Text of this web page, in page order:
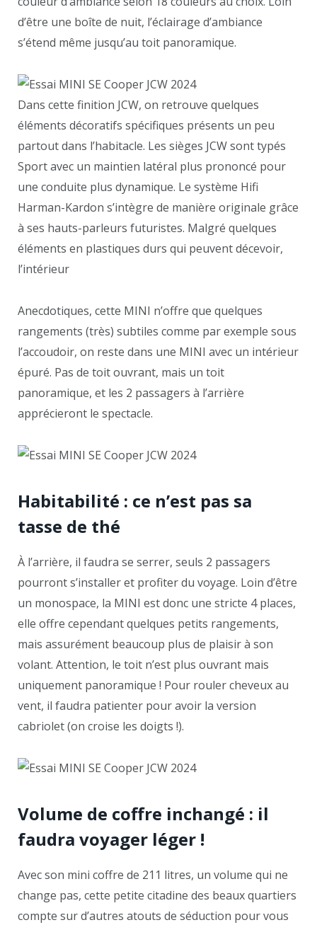
d’être une boîte de nuit, l’éclairage d’ambiance
s’étend même jusqu’au toit panoramique.
Dans cette finition JCW, on retrouve quelques
éléments décoratifs spécifiques présents un peu
partout dans l’habitacle. Les sièges JCW sont typés
Sport avec un maintien latéral plus prononcé pour
une conduite plus dynamique. Le système Hifi
Harman-Kardon s’intègre de manière originale grâce
à ses hauts-parleurs futuristes. Malgré quelques
éléments en plastiques durs qui peuvent décevoir,
l’intérieur
Anecdotiques, cette MINI n’offre que quelques
rangements (très) subtiles comme par exemple sous
l’accoudoir, on reste dans une MINI avec un intérieur
épuré. Pas de toit ouvrant, mais un toit
panoramique, et les 2 passagers à l’arrière
apprécieront le spectacle.
Habitabilité : ce n’est pas sa
tasse de thé
À l’arrière, il faudra se serrer, seuls 2 passagers
pourront s’installer et profiter du voyage. Loin d’être
un monospace, la MINI est donc une stricte 4 places,
elle offre cependant quelques petits rangements,
mais assurément beaucoup plus de plaisir à son
volant. Attention, le toit n’est plus ouvrant mais
uniquement panoramique ! Pour rouler cheveux au
vent, il faudra patienter pour avoir la version
cabriolet (on croise les doigts !).
Volume de coffre inchangé : il
faudra voyager léger !
Avec son mini coffre de 211 litres, un volume qui ne
change pas, cette petite citadine des beaux quartiers
compte sur d’autres atouts de séduction pour vous